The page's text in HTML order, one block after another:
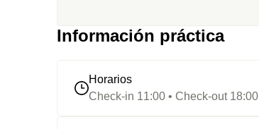
Información práctica
Horarios
Check-in 11:00 • Check-out 18:00